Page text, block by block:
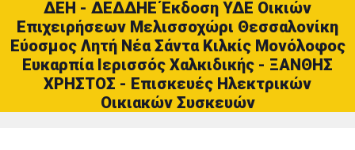
ΔΕΗ - ΔΕΔΔΗΕ Έκδοση ΥΔΕ Οικιών
Επιχειρήσεων Μελισσοχώρι Θεσσαλονίκη
Εύοσμος Λητή Νέα Σάντα Κιλκίς Μονόλοφος
Ευκαρπία Ιερισσός Χαλκιδικής - ΞΑΝΘΗΣ
ΧΡΗΣΤΟΣ - Επισκευές Ηλεκτρικών
Οικιακών Συσκευών